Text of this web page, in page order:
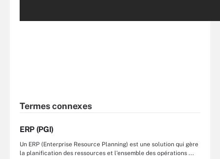
Termes connexes
ERP (PGI)
Un ERP (Enterprise Resource Planning) est une solution qui gère
la planification des ressources et l’ensemble des opérations ...